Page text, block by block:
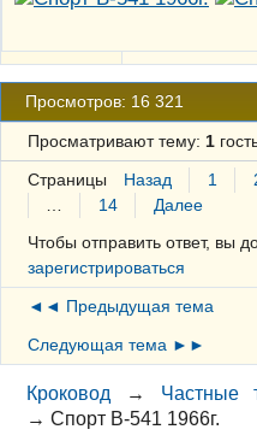
Просмотров: 16 321
Просматривают тему: 1
Страницы Назад 1
…
14
Далее
Чтобы отправить ответ, вы
зарегистрироваться
◄◄ Предыдущая тема
Следующая тема ►►
Кроковод → Частные
→Спорт В-541 1966г.